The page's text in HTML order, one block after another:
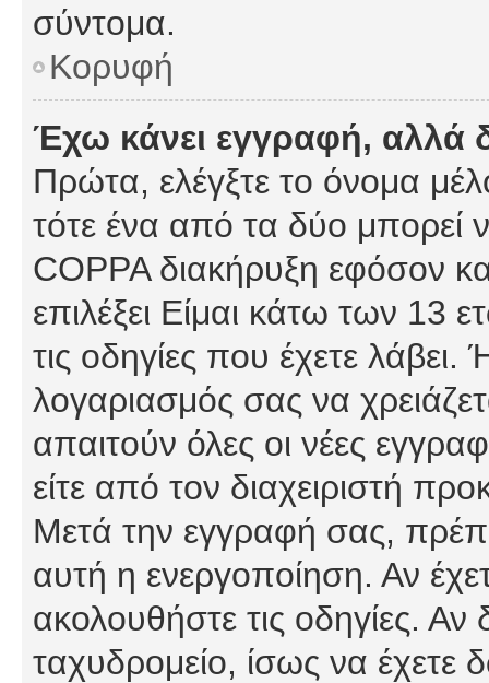
σύντομα.
Κορυφή
Έχω κάνει εγγραφή,
Πρώτα, ελέγξτε το όνομα
τότε ένα από τα δύο μπορεί
COPPA διακήρυξη εφόσον
επιλέξει Είμαι κάτω των 13
τις οδηγίες που έχετε λάβει.
λογαριασμός σας να
απαιτούν όλες οι νέες
είτε από τον διαχειριστή
Μετά την εγγραφή σας,
αυτή η ενεργοποίηση. Αν
ακολουθήστε τις οδηγίες. Αν
ταχυδρομείο, ίσως να έχετε